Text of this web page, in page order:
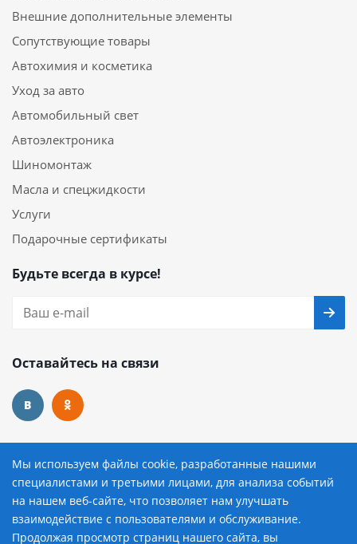
Внешние дополнительные элементы
Сопутствующие товары
Автохимия и косметика
Уход за авто
Автомобильный свет
Автоэлектроника
Шиномонтаж
Масла и спецжидкости
Услуги
Подарочные сертификаты
Будьте всегда в курсе!
Оставайтесь на связи
Наши контакты
8 (800) 222-72-84
avtopilot@avtopilot-ekat.ru
Мы используем файлы cookie, разработанные нашими
специалистами и третьими лицами, для анализа событий
на нашем веб-сайте, что позволяет нам улучшать
взаимодействие с пользователями и обслуживание.
Продолжая просмотр страниц нашего сайта, вы